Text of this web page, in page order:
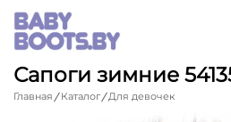
Сапоги зимние
Главная Каталог Для девочек